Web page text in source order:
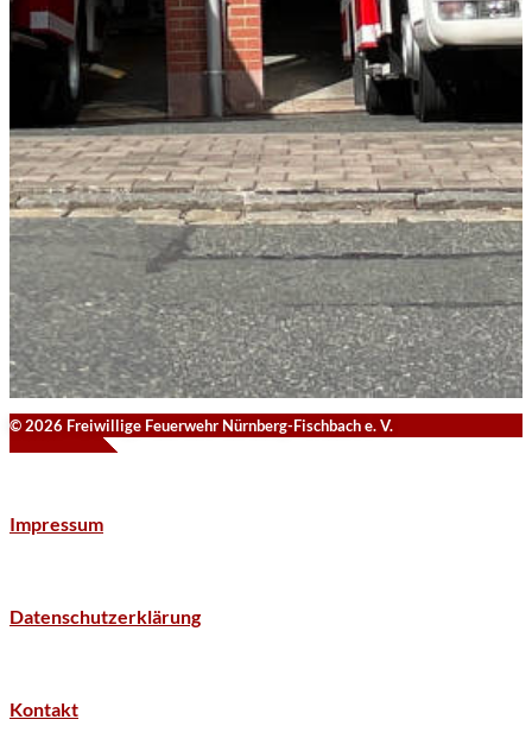
© 2026 Freiwillige Feuerwehr Nürnberg-Fischbach e. V.
Impressum
Datenschutzerklärung
Kontakt